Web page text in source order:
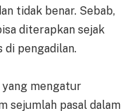
tidak benar. Sebab,
diterapkan sejak
di pengadilan.
mengatur
sejumlah pasal dalam